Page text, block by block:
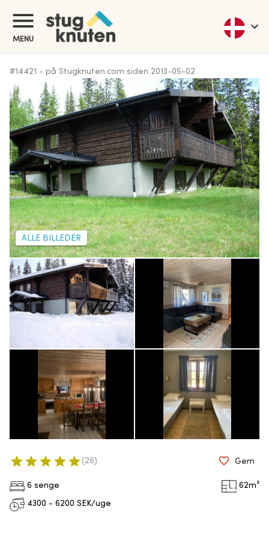
MENU
#14421 - på Stugknuten.com siden 2013-05-02
ALLE BILLEDER
6 senge 62m²
4300 - 6200 SEK/uge
( 26 ) Gem